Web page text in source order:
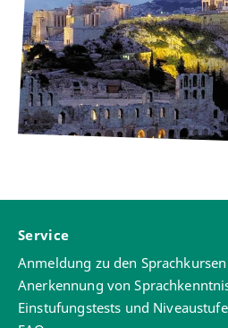
Service
Anmeldung zu den Sprachkursen
Anerkennung von
Einstufungstests und